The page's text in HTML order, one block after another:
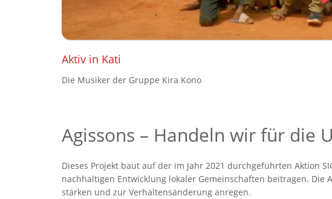
Aktiv in Kati
Die Musiker der Gruppe Kira Kono
Agissons – Handeln wir für die
Dieses Projekt baut auf der im Jahr 2021 durchgeführten Aktion
nachhaltigen Entwicklung lokaler Gemeinschaften beitragen.
stärken und zur Verhaltensänderung anregen.